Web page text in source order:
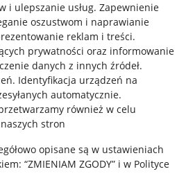
i ulepszanie usług. Zapewnienie
oszustwom i naprawianie
reklam i treści.
prywatności oraz informowanie
danych z innych źródeł.
. Identyfikacja urządzeń na
automatycznie.
również w celu
stron
opisane są w ustawieniach
“ZMIENIAM ZGODY” i w Polityce
Cyfrowych